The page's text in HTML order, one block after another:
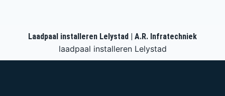
Laadpaal installeren Lelystad | A.R. Infratechniek
laadpaal installeren Lelystad